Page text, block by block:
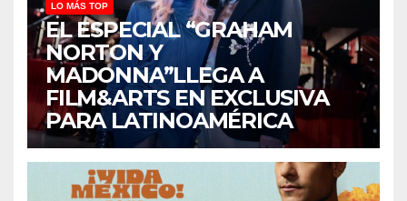
LO MÁS TOP
EL ESPECIAL “GRAHAM
NORTON Y
MADONNA”LLEGA A
FILM&ARTS EN EXCLUSIVA
PARA LATINOAMÉRICA